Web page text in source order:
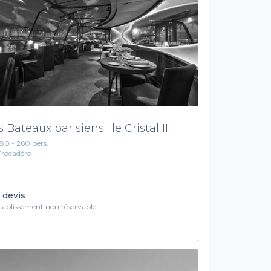
Bateaux parisiens : le Cristal II
- 260 pers.
devis
non réservable